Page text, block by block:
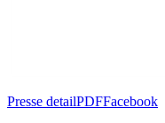
Presse detailPDFFacebook